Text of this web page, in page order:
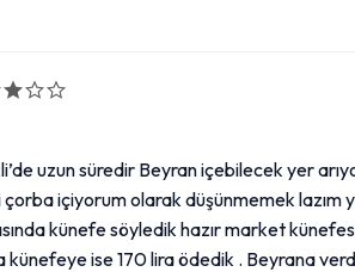
uzun süredir Beyran içebilecek yer
içiyorum olarak düşünmemek lazım
künefe söyledik hazır market
künefeye ise 170 lira ödedik . Beyrana